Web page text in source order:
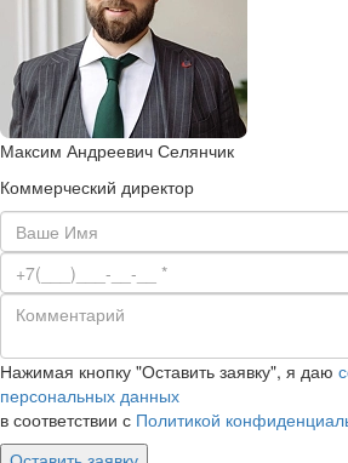
Максим Андреевич Селянчик
Коммерческий директор
Нажимая кнопку "Оставить заявку", я даю
персональных данных
в соответствии с Политикой